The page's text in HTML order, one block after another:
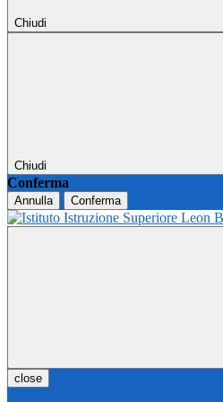
Chiudi
Chiudi
Conferma
Annulla Conferma
close